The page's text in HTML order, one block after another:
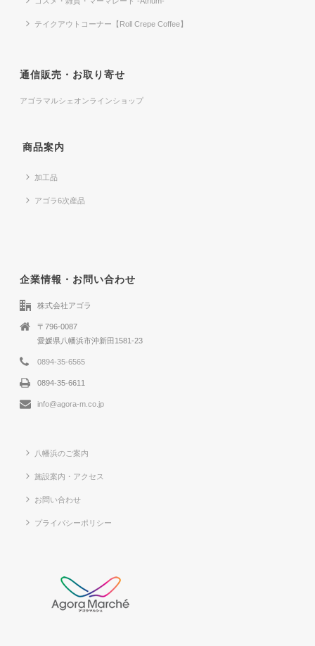
テイクアウトコーナー【Roll Crepe Coffee】
通信販売・お取り寄せ
アゴラマルシェオンラインショップ
商品案内
加工品
アゴラ6次産品
企業情報・お問い合わせ
株式会社アゴラ
〒796-0087
愛媛県八幡浜市沖新田1581-23
0894-35-6565
0894-35-6611
info@agora-m.co.jp
八幡浜のご案内
施設案内・アクセス
お問い合わせ
プライバシーポリシー